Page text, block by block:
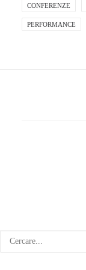
CONFERENZE
PERFORMANCE